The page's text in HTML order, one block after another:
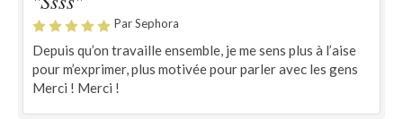
Par Sephora
Depuis qu’on travaille ensemble, je me sens plus à l’aise
pour m’exprimer, plus motivée pour parler avec les gens
Merci ! Merci !